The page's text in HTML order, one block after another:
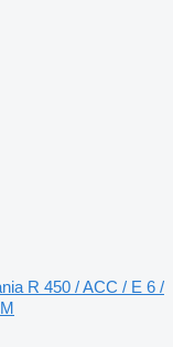
R 450 / ACC / E 6 /